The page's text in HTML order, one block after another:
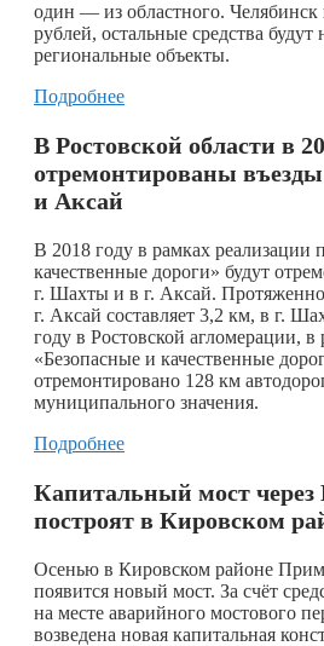
один — из областного.
рублей, остальные средства
региональные объекты.
Подробнее
В Ростовской области в
отремонтированы
и Аксай
В 2018 году в рамках реализации
качественные дороги» будут
г. Шахты и в г. Аксай.
г. Аксай составляет 3,2 км, в г.
году в Ростовской агломерации, в
«Безопасные и качественные
отремонтировано 128 км
муниципального значения.
Подробнее
Капитальный мост
построят в Кировском
Осенью в Кировском районе
появится новый мост. За счёт
на месте аварийного мостового
возведена новая капитальная